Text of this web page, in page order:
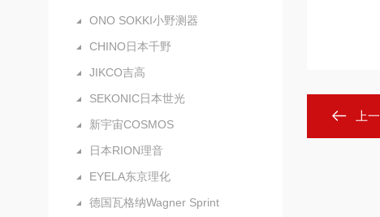
ONO SOKKI小野测器
CHINO日本千野
JIKCO吉高
SEKONIC日本世光
新宇宙COSMOS
日本RION理音
EYELA东京理化
德国瓦格纳Wagner Sprint
上